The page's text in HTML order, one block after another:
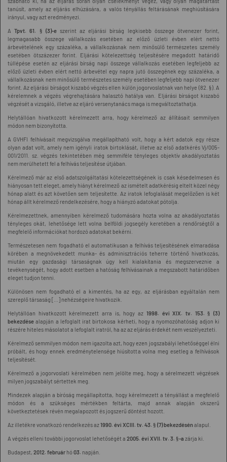
tanúsít, amely az eljárás elhúzására, a valós tényállás feltárásának meghiúsítására
irányul, vagy azt eredményezi.
ATpvt. 61. § (3)-eszerint az eljárási bírság legkisebb összege ötvenezer forint,
legmagasabb összege vállalkozás esetében az előző üzleti évben elért nettó
árbevételének egy százaléka, a vállalkozásnak nem minősülő természetes személy
esetében ötszázezer forint. Eljárási kötelezettség teljesítésére megadott határidő
túllépése esetén az eljárási bírság napi összege vállalkozás esetében legfeljebb az
előző üzleti évben elért nettó árbevétel egy napra jutó összegének egy százaléka, a
vállalkozásnak nem minősülő természetes személy esetében legfeljebb napi ötvenezer
forint. Az eljárási bírságot kiszabó végzés ellen külön jogorvoslatnak van helye (82. §). A
kérelemnek a végzés végrehajtására halasztó hatálya van. Eljárási bírságot kiszabó
végzését a vizsgáló, illetve az eljáró versenytanács maga is megváltoztathatja.
Helytállóan hivatkozott kérelmezett arra, hogy kérelmező az állításait semmilyen
módon nem bizonyította.
A GVHFI felhívásait megvizsgálva megállapítható volt, hogy a kért adatok egy része
olyan adat volt, amely nem igényli iratok birtoklását, illetve az első adatkérés Vj/005-
001/2011. sz. végzés tekintetében még semmiféle tényleges objektív akadályoztatás
nem merülhetett fel a felhívás teljesítése útjában.
Kérelmező már az első adatszolgáltatási kötelezettségének is csak késedelmesen és
hiányosan tett eleget, amely hiányt kérelmező az ismételt adatkérésig eltelt közel négy
hónap alatt és azt követően sem teljesítette. Az iratok lefoglalását megelőzően is két
hónap állt kérelmező rendelkezésére, hogy a hiányzó adatokat pótolja.
Kérelmezettnek, amennyiben kérelmező tudomására hozta volna az akadályoztatás
tényleges okát, lehetősége lett volna belföldi jogsegély keretében a rendőrségtől a
megfelelő információkat hordozó adatokat bekérni.
Természetesen nem fogadható el automatikusan a felhívás teljesítésének elmaradása
körében a megnövekedett munka- és adminisztrációs teherre történő hivatkozás,
miután egy gazdasági társaságnak úgy kell kialakítania és megszerveznie a
tevékenységét, hogy adott esetben a hatóság felhívásainak a megszabott határidőben
eleget tudjon tenni.
Különösen nem fogadható el a kimentés, ha az egy, az eljárásban egyáltalán nem
szereplő társaság [...] nehézségeire hivatkozik.
Helytállóan hivatkozott kérelmezett arra is, hogy az 1998. évi XIX. tv. 153. § (3)
bekezdése alapján a lefoglalt irat birtokosa kérheti, hogy a nyomozóhatóság adjon ki
részére hiteles másolatot a lefoglalt iratról, ha az az eljárás érdekét nem veszélyezteti.
Kérelmező semmilyen módon nem igazolta azt, hogy ezen jogszabályi lehetőséggel élni
próbált, és hogy ennek eredménytelensége hiúsította volna meg esetleg a felhívások
teljesítését.
Kérelmező a jogorvoslati kérelmében nem jelölte meg, hogy a sérelmezett végzések
milyen jogszabályt sértettek meg.
Mindezek alapján a bíróság megállapította, hogy kérelmezett a tényállást a megfelelő
módon és a szükséges mértékben feltárta, majd annak alapján okszerű
következtetések révén megalapozott és jogszerű döntést hozott.
Az illetékre vonatkozó rendelkezés az1990. évi XCIII. tv. 43. § (7) bekezdésénalapul.
A végzés elleni további jogorvoslat lehetőségét a 2005. évi XVII. tv. 3. §-a zárja ki.
Budapest, 2012. február hó03. napján.